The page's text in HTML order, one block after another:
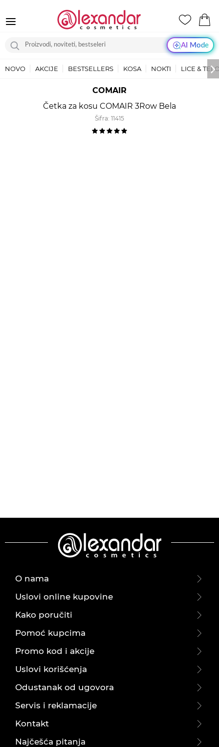
AI Mode
NOVO AKCIJE BESTSELLERS KOSA NOKTI LICE &
COMAIR
Četka za kosu COMAIR 3Row Bela
Šifra: 11415
O nama
Uslovi online kupovine
Kako poručiti
Pomoć kupcima
Promo kod i akcije
Uslovi korišćenja
Odustanak od ugovora
Servis i reklamacije
Kontakt
Najčešća pitanja